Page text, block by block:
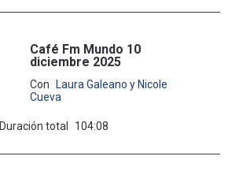
Café Fm Mundo 10
diciembre 2025
Con
Laura Galeano y Nicole
Cueva
Duración total 104:08